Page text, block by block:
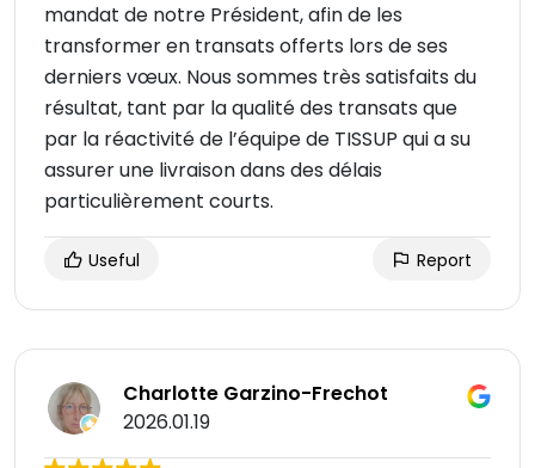
mandat de notre Président, afin de les
transformer en transats offerts lors de ses
derniers vœux. Nous sommes très satisfaits du
résultat, tant par la qualité des transats que
par la réactivité de l’équipe de TISSUP qui a su
assurer une livraison dans des délais
particulièrement courts.
Useful Report
Charlotte Garzino-Frechot
2026.01.19